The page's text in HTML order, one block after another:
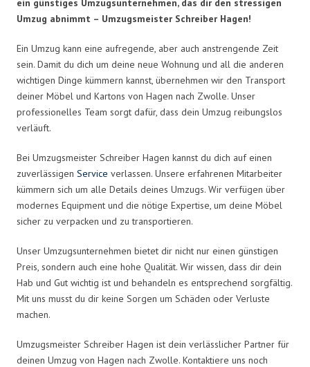
ein günstiges Umzugsunternehmen, das dir den stressigen
Umzug abnimmt – Umzugsmeister Schreiber Hagen!
Ein Umzug kann eine aufregende, aber auch anstrengende Zeit
sein. Damit du dich um deine neue Wohnung und all die anderen
wichtigen Dinge kümmern kannst, übernehmen wir den Transport
deiner Möbel und Kartons von Hagen nach Zwolle. Unser
professionelles Team sorgt dafür, dass dein Umzug reibungslos
verläuft.
Bei Umzugsmeister Schreiber Hagen kannst du dich auf einen
zuverlässigen Service verlassen. Unsere erfahrenen Mitarbeiter
kümmern sich um alle Details deines Umzugs. Wir verfügen über
modernes Equipment und die nötige Expertise, um deine Möbel
sicher zu verpacken und zu transportieren.
Unser Umzugsunternehmen bietet dir nicht nur einen günstigen
Preis, sondern auch eine hohe Qualität. Wir wissen, dass dir dein
Hab und Gut wichtig ist und behandeln es entsprechend sorgfältig.
Mit uns musst du dir keine Sorgen um Schäden oder Verluste
machen.
Umzugsmeister Schreiber Hagen ist dein verlässlicher Partner für
deinen Umzug von Hagen nach Zwolle. Kontaktiere uns noch